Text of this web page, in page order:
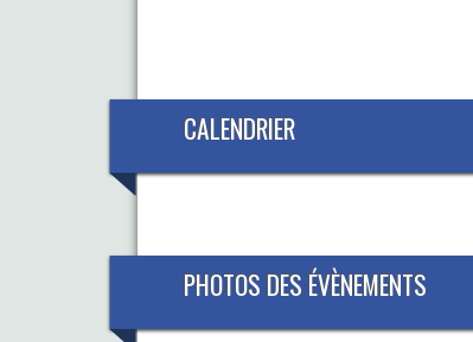
CALENDRIER
PHOTOS DES ÉVÈNEMENTS